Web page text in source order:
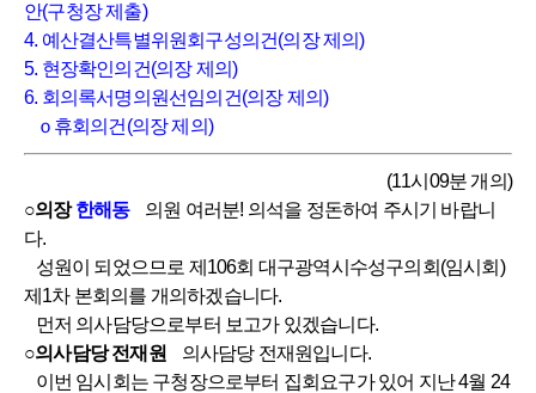
안(구청장 제출)
4. 예산결산특별위원회구성의건(의장 제의)
5. 현장확인의건(의장 제의)
6. 회의록서명의원선임의건(의장 제의)
ｏ휴회의건(의장 제의)
(11시09분 개의)
○의장한해동의원 여러분! 의석을 정돈하여 주시기 바랍니
다.
성원이 되었으므로 제106회 대구광역시수성구의회(임시회)
제1차 본회의를 개의하겠습니다.
먼저 의사담당으로부터 보고가 있겠습니다.
○의사담당 전재원
의사담당 전재원입니다.
이번 임시회는 구청장으로부터 집회요구가 있어 지난 4월 24